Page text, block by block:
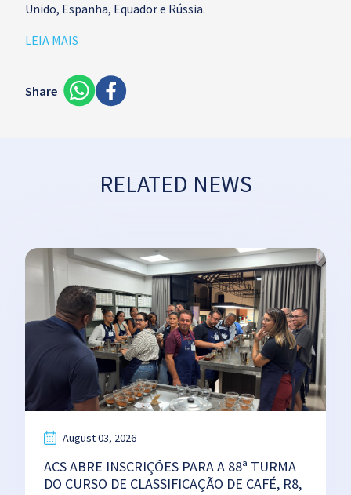
Unido, Espanha, Equador e Rússia.
LEIA MAIS
Share
RELATED NEWS
August 03, 2026
ACS ABRE INSCRIÇÕES PARA A 88ª TURMA
DO CURSO DE CLASSIFICAÇÃO DE CAFÉ, R8,